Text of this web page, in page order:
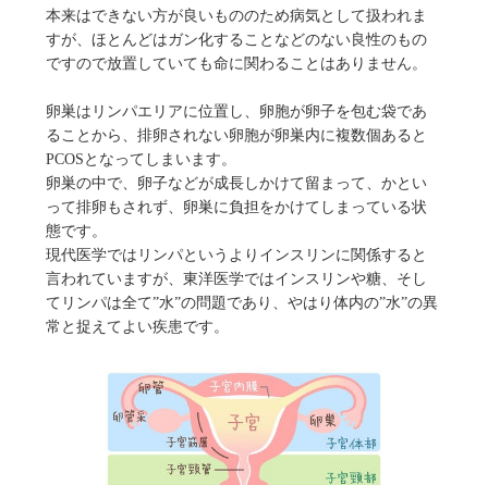
本来はできない方が良いもののため病気として扱われま
すが、ほとんどはガン化することなどのない良性のもの
ですので放置していても命に関わることはありません。
卵巣はリンパエリアに位置し、卵胞が卵子を包む袋であ
ることから、排卵されない卵胞が卵巣内に複数個あると
PCOSとなってしまいます。
卵巣の中で、卵子などが成長しかけて留まって、かとい
って排卵もされず、卵巣に負担をかけてしまっている状
態です。
現代医学ではリンパというよりインスリンに関係すると
言われていますが、東洋医学ではインスリンや糖、そし
てリンパは全て”水”の問題であり、やはり体内の”水”の異
常と捉えてよい疾患です。